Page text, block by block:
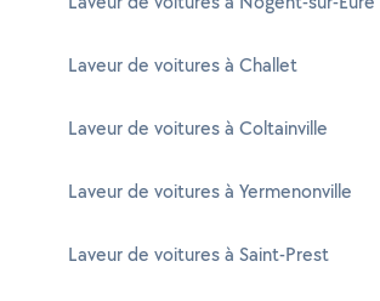
Laveur de voitures à Challet
Laveur de voitures à Coltainville
Laveur de voitures à Yermenonville
Laveur de voitures à Saint-Prest